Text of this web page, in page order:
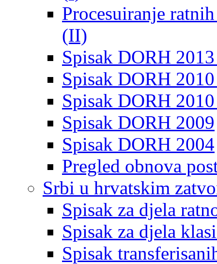
Procesuiranje
(II)
Spisak DORH
Spisak DORH
Spisak DORH
Spisak DORH 2009
Spisak DORH 2004
Pregled obnova
Srbi u hrvatskim
Spisak za djela
Spisak za djela
Spisak